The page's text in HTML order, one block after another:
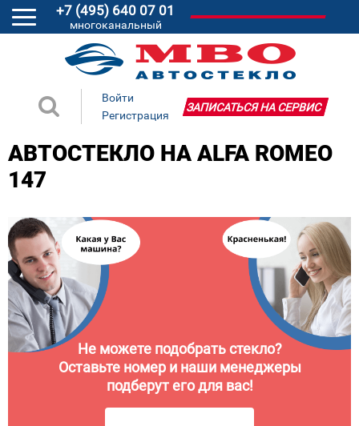
+7 (495) 640 07 01
многоканальный
Войти
Регистрация
ЗАПИСАТЬСЯ НА СЕРВИС
АВТОСТЕКЛО НА ALFA ROMEO
147
Не можете подобрать стекло?
Оставьте номер и наши менеджеры
подберут его для вас!